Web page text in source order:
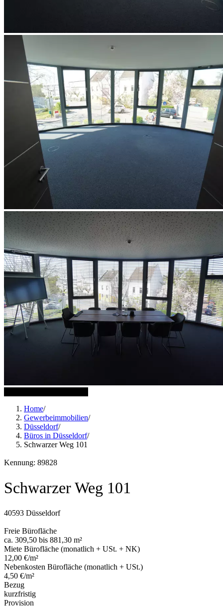
Home/
Gewerbeimmobilien/
Düsseldorf/
Büros in Düsseldorf/
Schwarzer Weg 101
Kennung: 89828
Schwarzer Weg 101
40593 Düsseldorf
Freie Bürofläche
ca. 309,50 bis 881,30 m²
Miete Bürofläche (monatlich + USt. + NK)
12,00 €/m²
Nebenkosten Bürofläche (monatlich + USt.)
4,50 €/m²
Bezug
kurzfristig
Provision